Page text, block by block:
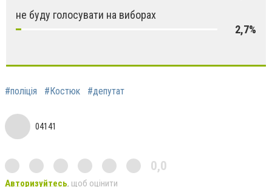
не буду голосувати на виборах
2,7%
#поліція #Костюк #депутат
04141
0,0
Авторизуйтесь, щоб оцінити